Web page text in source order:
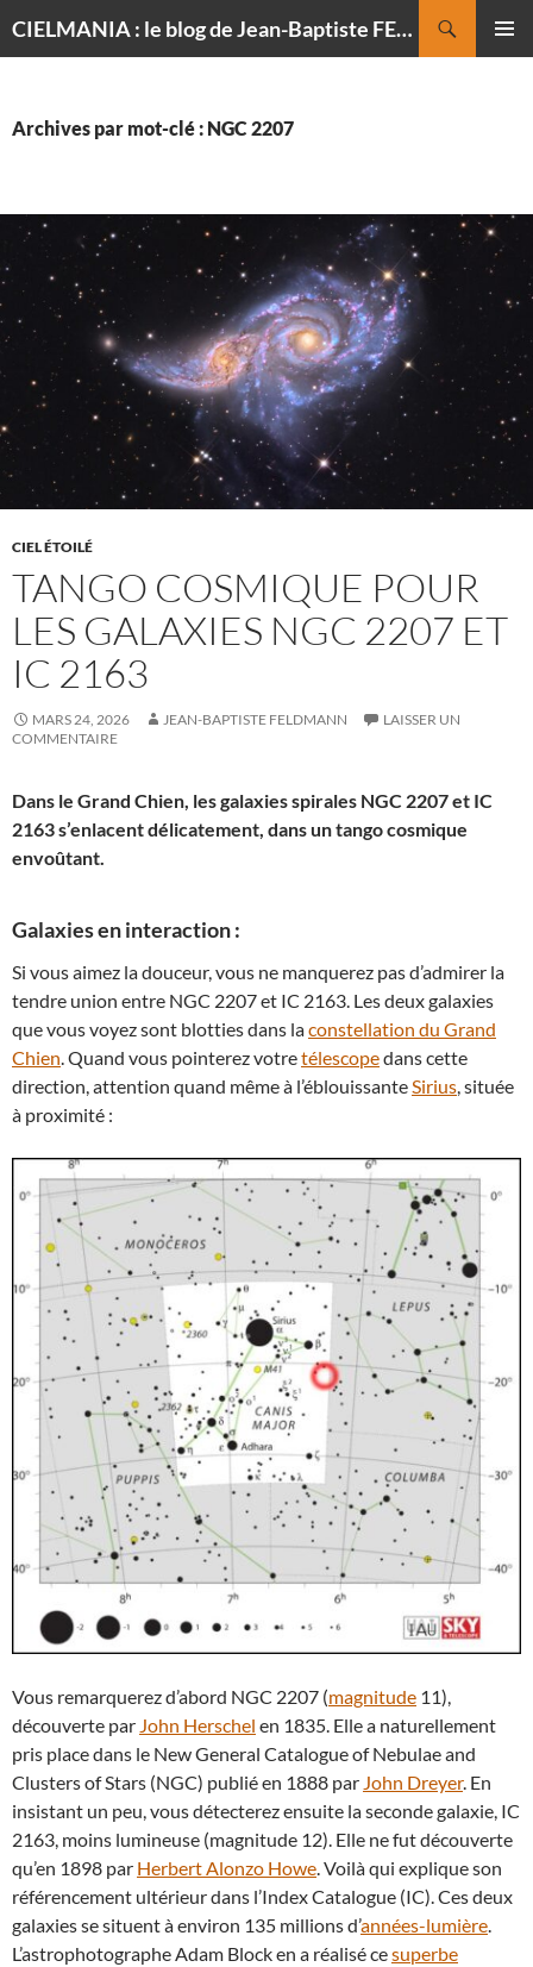
CIELMANIA : le blog de Jean-Baptiste FELDMANN, photographe du ciel
Archives par mot-clé : NGC 2207
CIEL ÉTOILÉ
TANGO COSMIQUE POUR
LES GALAXIES NGC 2207 ET
IC 2163
MARS 24, 2026 JEAN-BAPTISTE FELDMANN
LAISSER UN
COMMENTAIRE
Dans le Grand Chien, les galaxies spirales NGC 2207 et IC
2163 s’enlacent délicatement, dans un tango cosmique
envoûtant.
Galaxies en interaction :
Si vous aimez la douceur, vous ne manquerez pas d’admirer la
tendre union entre NGC 2207 et IC 2163. Les deux galaxies
que vous voyez sont blotties dans laconstellation du Grand
Chien. Quand vous pointerez votretélescopedans cette
direction, attention quand même à l’éblouissanteSirius, située
à proximité :
Vous remarquerez d’abord NGC 2207 (magnitude 11),
découverte par John Herschel en 1835. Elle a naturellement
pris place dans le New General Catalogue of Nebulae and
Clusters of Stars (NGC) publié en 1888 par John Dreyer. En
insistant un peu, vous détecterez ensuite la seconde galaxie, IC
2163, moins lumineuse (magnitude 12). Elle ne fut découverte
qu’en 1898 par Herbert Alonzo Howe . Voilà qui explique son
référencement ultérieur dans l’Index Catalogue (IC). Ces deux
galaxies se situent à environ 135 millions d’années-lumière
L’astrophotographe Adam Block en a réalisé cesuperbe